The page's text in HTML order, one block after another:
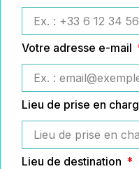
Votre adresse e-mail
Lieu de prise en
Lieu de destination